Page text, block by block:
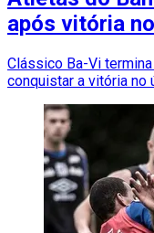
após vitória
Clássico Ba-Vi
conquistar a vitória no